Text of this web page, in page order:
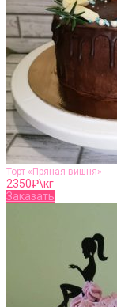
Торт «Пряная вишня»
2350₽\кг
Заказать